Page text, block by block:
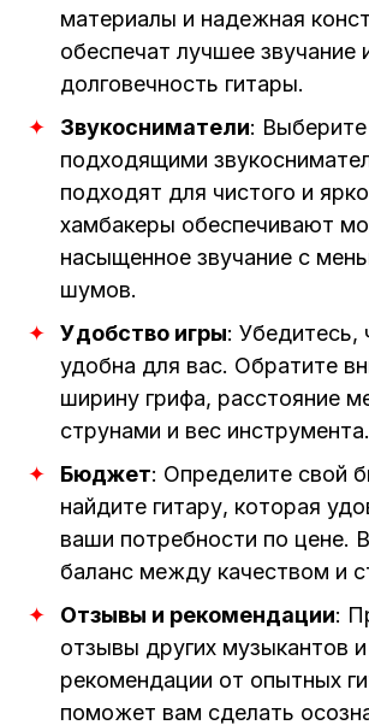
материалы и надежная
обеспечат лучшее звучание
долговечность гитары.
Звукосниматели: Выберите
подходящими
подходят для чистого и
хамбакеры обеспечивают
насыщенное звучание с
шумов.
Удобство игры: Убедитесь,
удобна для вас. Обратите
ширину грифа, расстояние
струнами и вес инструмента.
Бюджет: Определите свой
найдите гитару, которая
ваши потребности по цене.
баланс между качеством и
Отзывы и рекомендации:
отзывы других музыкантов
рекомендации от опытных
поможет вам сделать